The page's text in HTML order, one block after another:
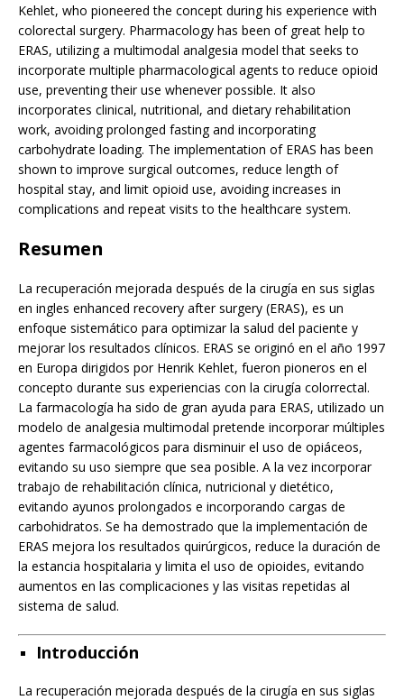
Kehlet, who pioneered the concept during his experience with
colorectal surgery. Pharmacology has been of great help to
ERAS, utilizing a multimodal analgesia model that seeks to
incorporate multiple pharmacological agents to reduce opioid
use, preventing their use whenever possible. It also
incorporates clinical, nutritional, and dietary rehabilitation
work, avoiding prolonged fasting and incorporating
carbohydrate loading. The implementation of ERAS has been
shown to improve surgical outcomes, reduce length of
hospital stay, and limit opioid use, avoiding increases in
complications and repeat visits to the healthcare system.
Resumen
La recuperación mejorada después de la cirugía en sus siglas
en ingles enhanced recovery after surgery (ERAS), es un
enfoque sistemático para optimizar la salud del paciente y
mejorar los resultados clínicos. ERAS se originó en el año 1997
en Europa dirigidos por Henrik Kehlet, fueron pioneros en el
concepto durante sus experiencias con la cirugía colorrectal.
La farmacología ha sido de gran ayuda para ERAS, utilizado un
modelo de analgesia multimodal pretende incorporar múltiples
agentes farmacológicos para disminuir el uso de opiáceos,
evitando su uso siempre que sea posible. A la vez incorporar
trabajo de rehabilitación clínica, nutricional y dietético,
evitando ayunos prolongados e incorporando cargas de
carbohidratos. Se ha demostrado que la implementación de
ERAS mejora los resultados quirúrgicos, reduce la duración de
la estancia hospitalaria y limita el uso de opioides, evitando
aumentos en las complicaciones y las visitas repetidas al
sistema de salud.
Introducción
La recuperación mejorada después de la cirugía en sus siglas